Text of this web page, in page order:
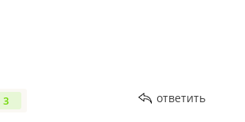
Дома я появилась спустя
после установки. И что я вижу...... О
3 ответить